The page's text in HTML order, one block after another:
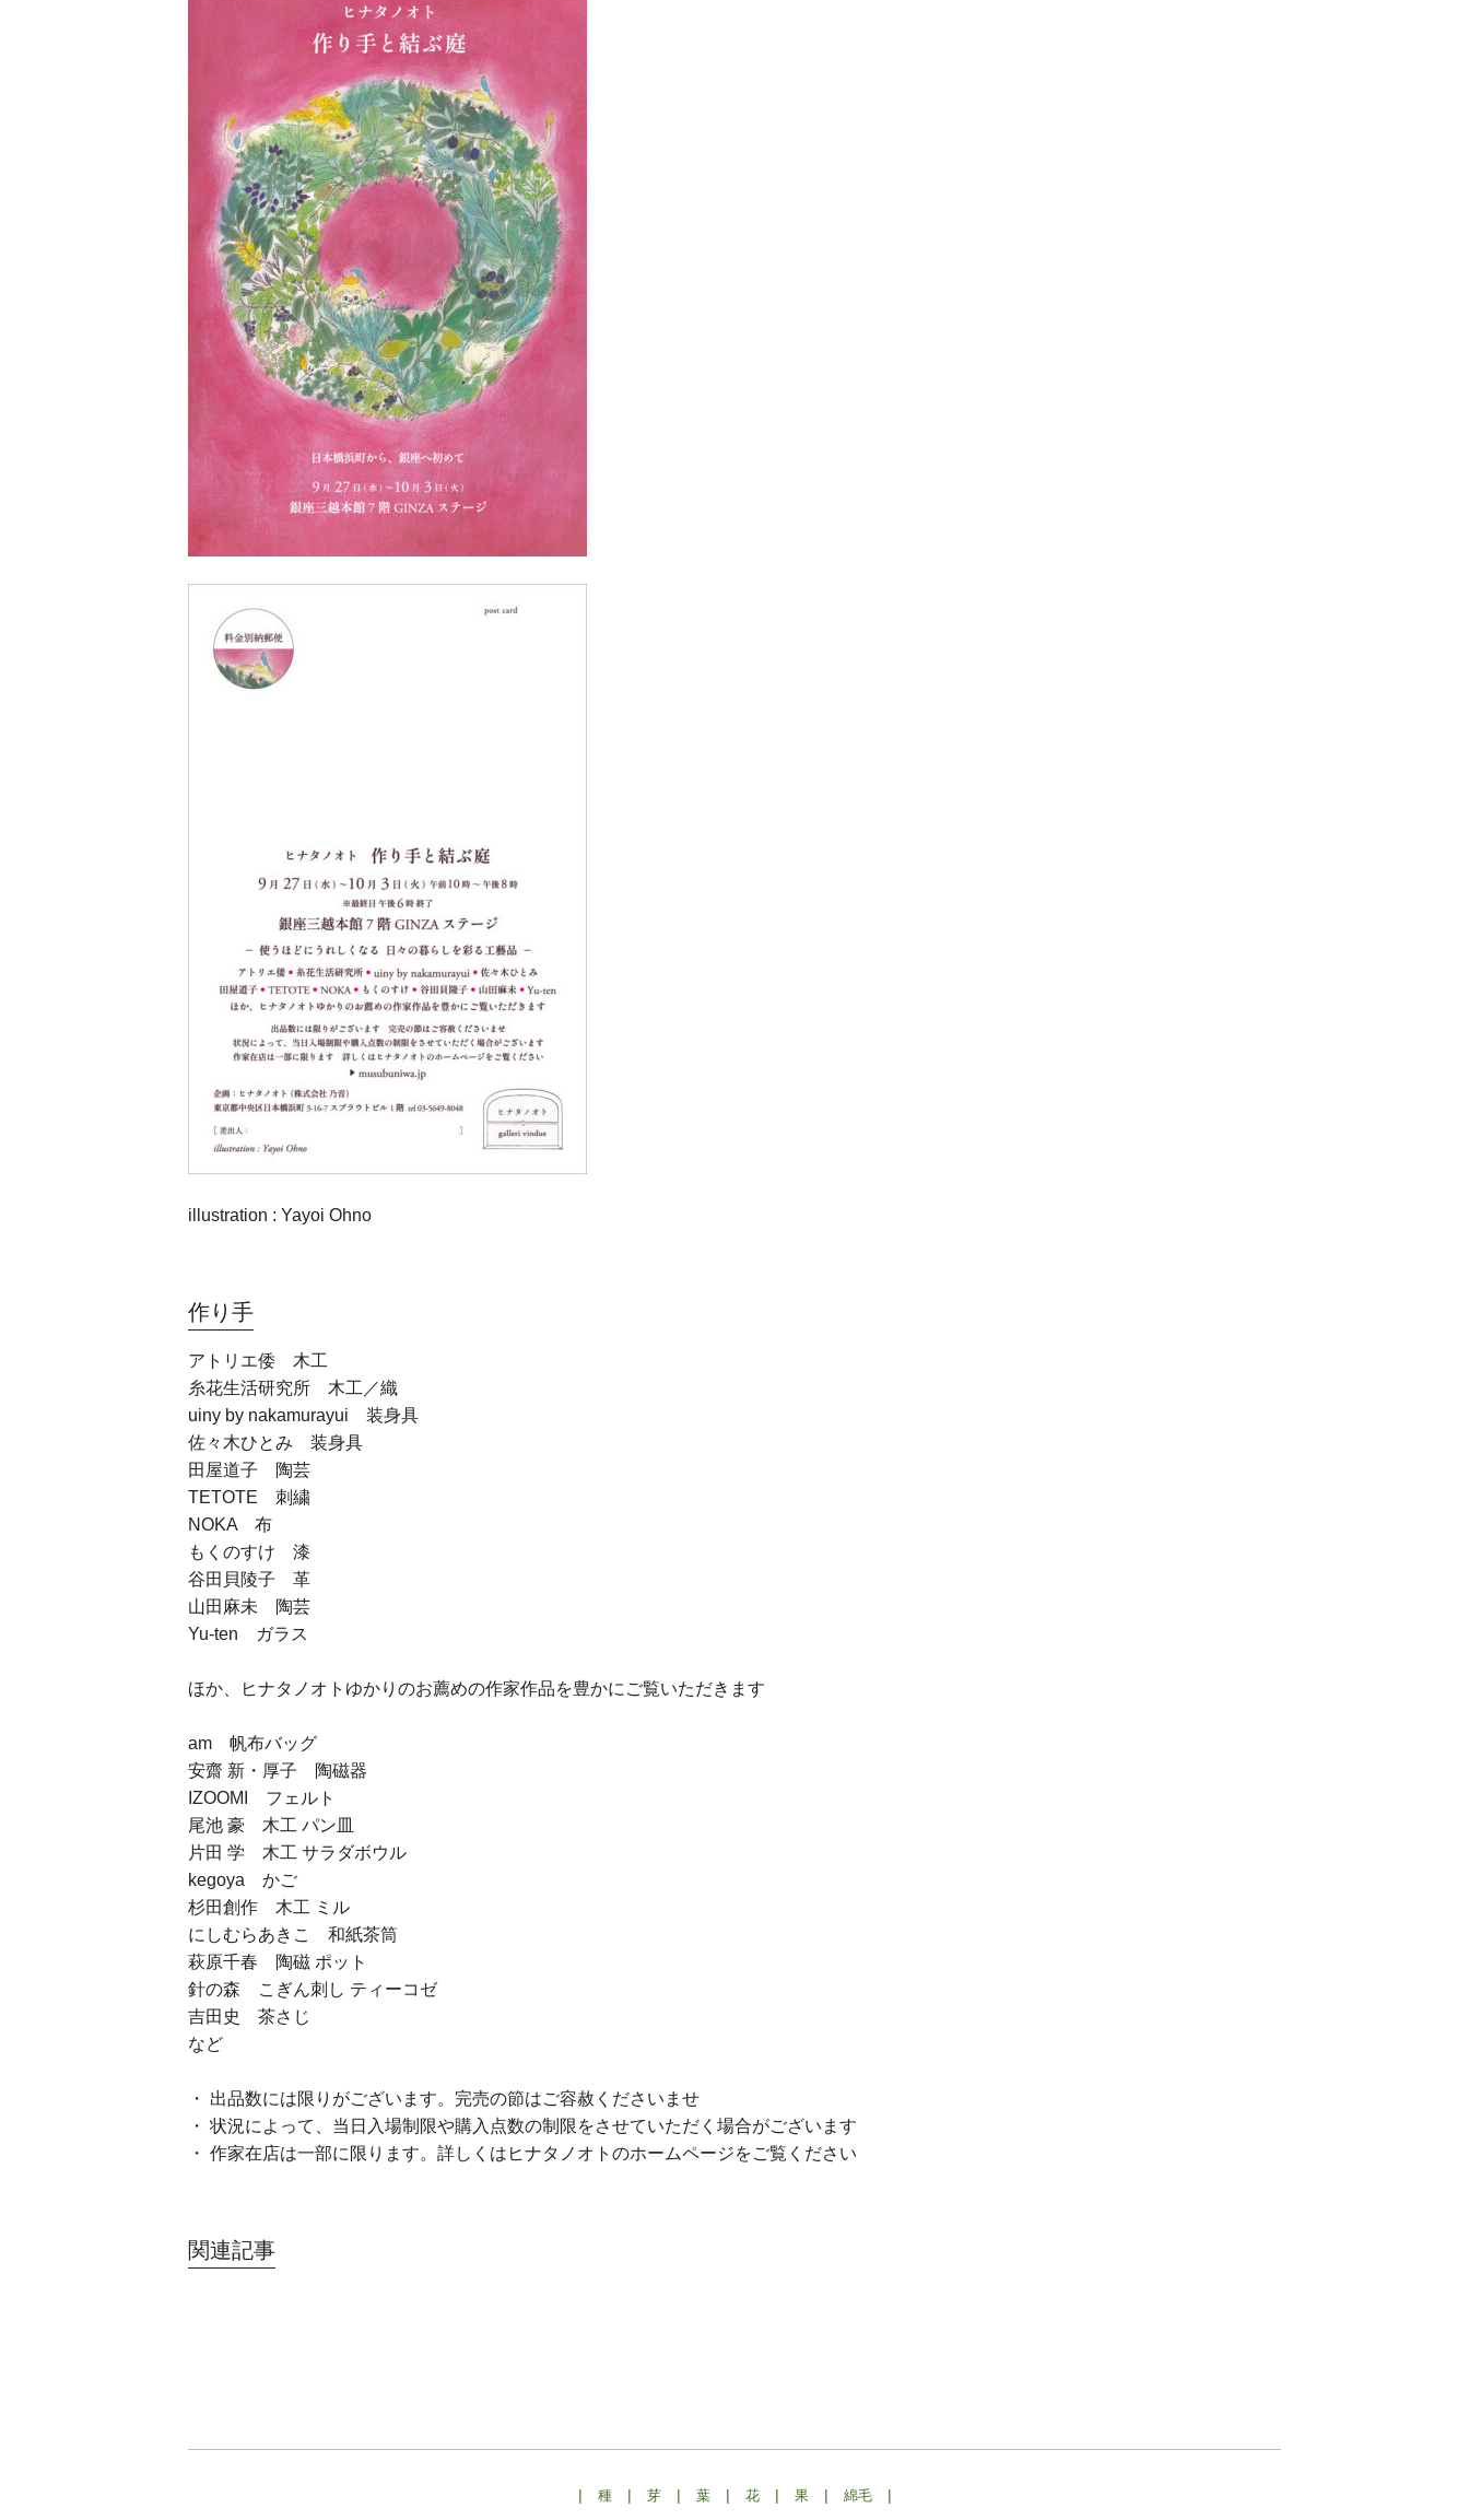
illustration : Yayoi Ohno
作り手
アトリエ倭 木工
糸花生活研究所 木工／織
uiny by nakamurayui 装身具
佐々木ひとみ 装身具
田屋道子 陶芸
TETOTE 刺繍
NOKA 布
もくのすけ 漆
谷田貝陵子 革
山田麻未 陶芸
Yu-ten ガラス
ほか、ヒナタノオトゆかりのお薦めの作家作品を豊かにご覧いただきます
am 帆布バッグ
安齋 新・厚子 陶磁器
IZOOMI フェルト
尾池 豪 木工 パン皿
片田 学 木工 サラダボウル
kegoya かご
杉田創作 木工 ミル
にしむらあきこ 和紙茶筒
萩原千春 陶磁 ポット
針の森 こぎん刺し ティーコゼ
吉田史 茶さじ
など
・ 出品数には限りがございます。完売の節はご容赦くださいませ
・ 状況によって、当日入場制限や購入点数の制限をさせていただく場合がございます
・ 作家在店は一部に限ります。詳しくはヒナタノオトのホームページをご覧ください
関連記事
| 種| 芽| 葉| 花| 果| 綿毛|